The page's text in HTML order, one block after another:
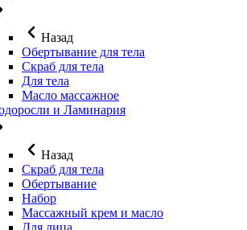
Назад
Обертывание для тела
Скраб для тела
Для тела
Масло массажное
и Ламинария
Назад
Скраб для тела
Обертывание
Набор
Массажный крем и масло
Для лица